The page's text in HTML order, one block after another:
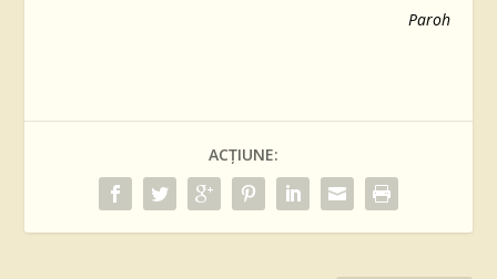
Paroh
ACȚIUNE: